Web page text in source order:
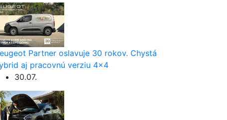
Partner oslavuje 30 rokov. Chystá
aj pracovnú verziu 4×4
30.07.